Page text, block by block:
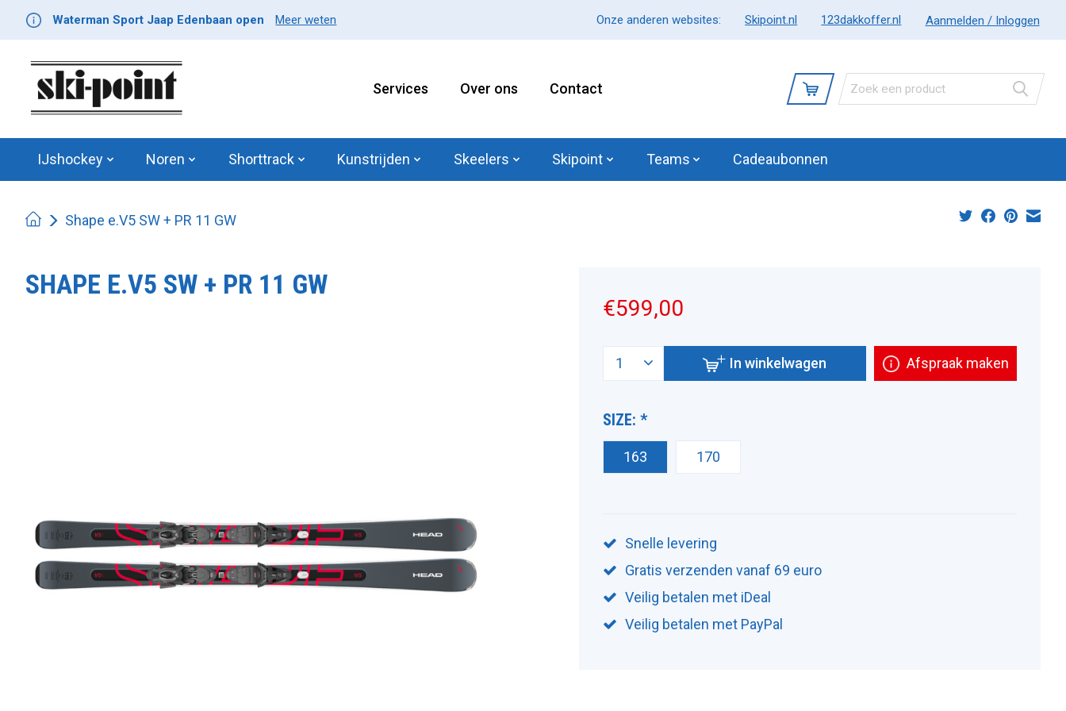
Waterman Sport Jaap Edenbaan open Meer weten Onze anderen websites: Skipoint.nl 123dakkoffer.nl Aanmelden / Inloggen
Services Over ons Contact
IJshockey Noren Shorttrack Kunstrijden Skeelers Skipoint Teams Cadeaubonnen
Shape e.V5 SW + PR 11 GW
SHAPE E.V5 SW + PR 11 GW
€599,00
In winkelwagen Afspraak maken
SIZE: *
163 170
Snelle levering
Gratis verzenden vanaf 69 euro
Veilig betalen met iDeal
Veilig betalen met PayPal